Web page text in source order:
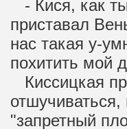
- Кися, как
приставал
нас такая у-
похитить мой
Киссицкая
"запретный